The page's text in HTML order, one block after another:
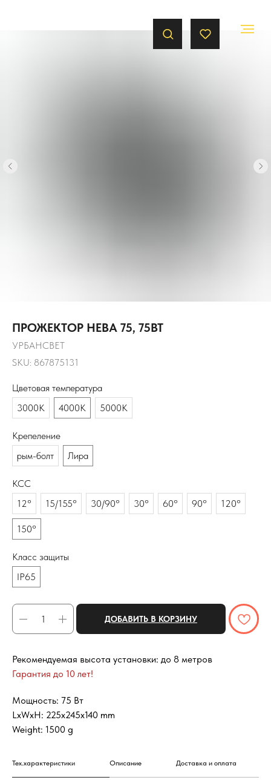
ПРОЖЕКТОР НЕВА 75, 75ВТ
УРБАНСВЕТ
SKU: 867875131
Цветовая температура
3000К
4000К 5000К
Крепеление
рым-болт
Лира
КСС
12°
15/155° 30/90° 30° 60° 90° 120°
150°
Класс защиты
IP65
ДОБАВИТЬ В КОРЗИНУ
Рекомендуемая высота установки: до 8 метров
Гарантия до 10 лет!
Мощность: 75 Вт
LxWxH: 225x245x140 mm
Weight: 1500 g
Тех.характеристики Описание Доставка и оплата